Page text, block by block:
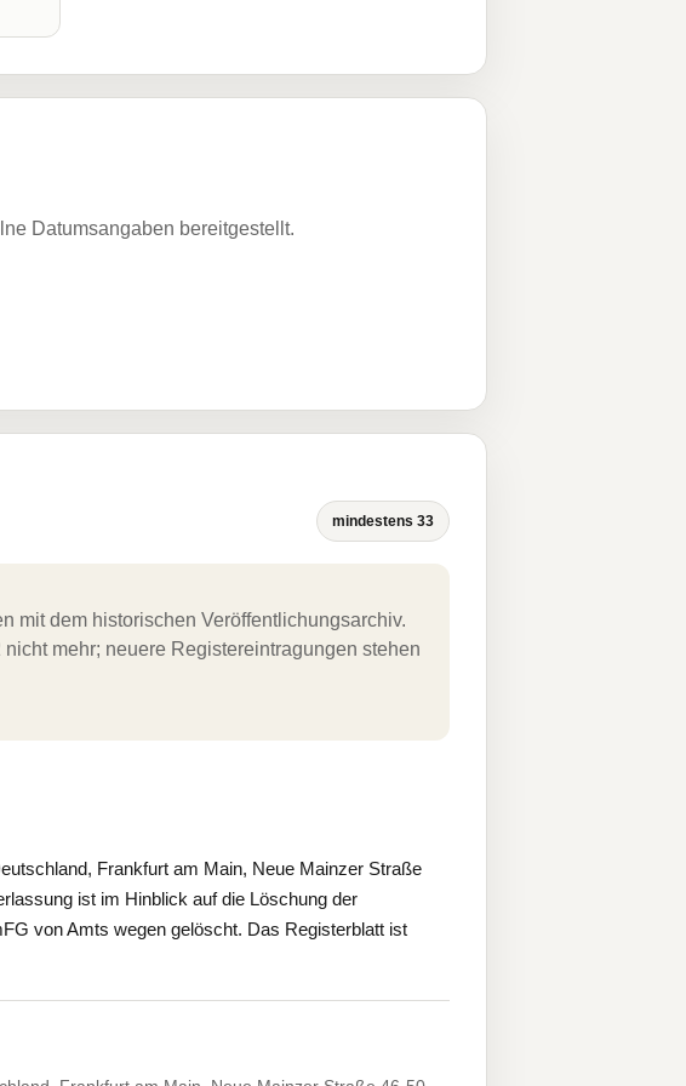
Datumsangaben bereitgestellt.
mindestens 33
mit dem historischen Veröffentlichungsarchiv.
mehr; neuere Registereintragungen stehen
Frankfurt am Main, Neue Mainzer Straße
ist im Hinblick auf die Löschung der
von Amts wegen gelöscht. Das Registerblatt ist